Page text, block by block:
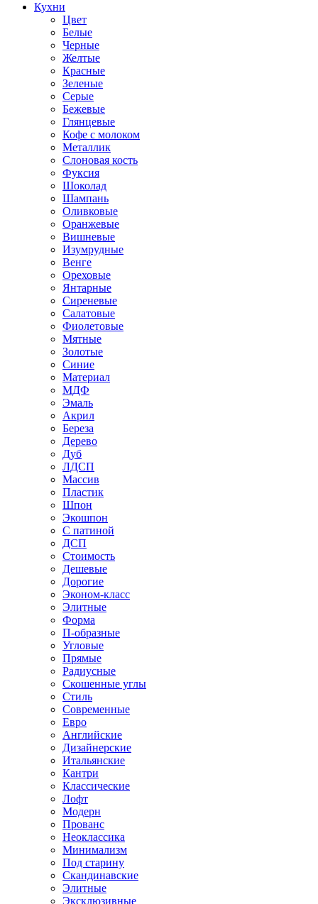
Кухни
Цвет
Белые
Черные
Желтые
Красные
Зеленые
Серые
Бежевые
Глянцевые
Кофе с молоком
Металлик
Слоновая кость
Фуксия
Шоколад
Шампань
Оливковые
Оранжевые
Вишневые
Изумрудные
Венге
Ореховые
Янтарные
Сиреневые
Салатовые
Фиолетовые
Мятные
Золотые
Синие
Материал
МДФ
Эмаль
Акрил
Береза
Дерево
Дуб
ЛДСП
Массив
Пластик
Шпон
Экошпон
С патиной
ДСП
Стоимость
Дешевые
Дорогие
Эконом-класс
Элитные
Форма
П-образные
Угловые
Прямые
Радиусные
Скошенные углы
Стиль
Современные
Евро
Английские
Дизайнерские
Итальянские
Кантри
Классические
Лофт
Модерн
Прованс
Неоклассика
Минимализм
Под старину
Скандинавские
Элитные
Эксклюзивные